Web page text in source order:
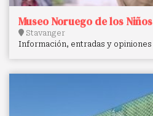
Museo Noruego de los Niños
Stavanger
Información, entradas y opiniones